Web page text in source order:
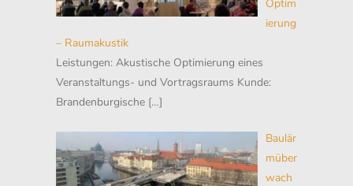
Optim
ierung
– Raumakustik
Leistungen: Akustische Optimierung eines
Veranstaltungs- und Vortragsraums Kunde:
Brandenburgische […]
Baulär
müber
wach